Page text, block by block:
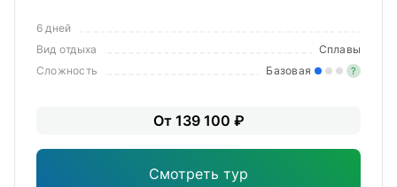
6 дней
Вид отдыха
Сплавы
Сложность
Базовая ?
От 139 100 ₽
Смотреть тур